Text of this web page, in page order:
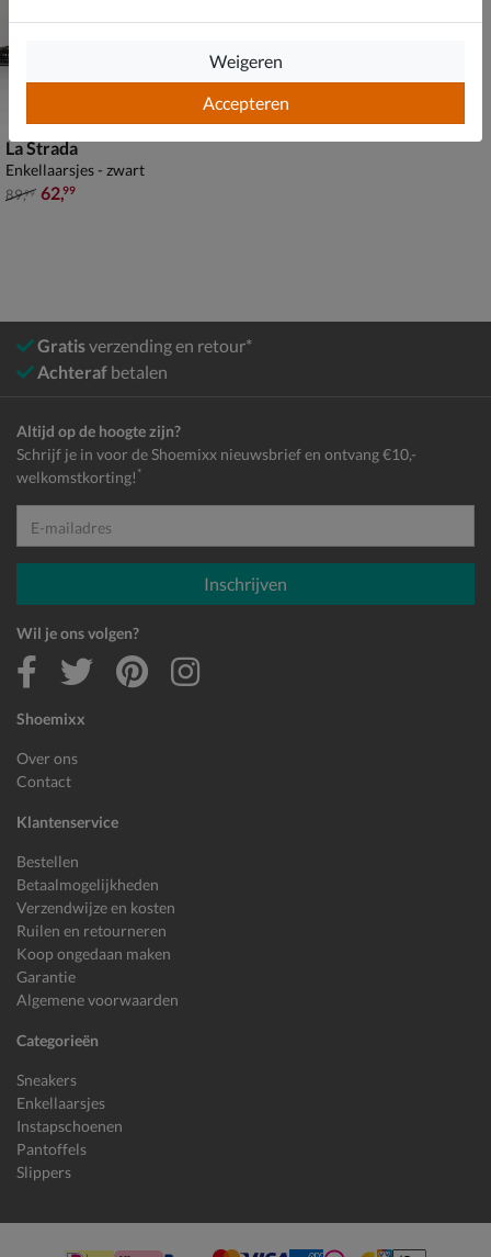
La Strada
Enkellaarsjes - zwart
van € 89,99 voor € 62,99
89,99 62,99
Gratisverzending en retour*
Achteraf betalen
Shoemixx
Over ons
Contact
Klantenservice
Bestellen
Betaalmogelijkheden
Verzendwijze en kosten
Ruilen en retourneren
Koop ongedaan maken
Garantie
Algemene voorwaarden
Categorieën
Sneakers
Enkellaarsjes
Instapschoenen
Pantoffels
Slippers
Altijd op de hoogte zijn?
Schrijf je in voor de Shoemixx nieuwsbrief en ontvang €10,-
welkomstkorting! *
E-mailadres
Inschrijven
Wil je ons volgen?
Accepteren
Weigeren